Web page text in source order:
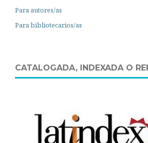
Para autores/as
Para bibliotecarios/as
CATALOGADA, INDEXADA O